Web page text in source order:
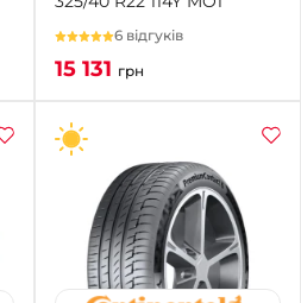
6 відгуків
15 131 грн